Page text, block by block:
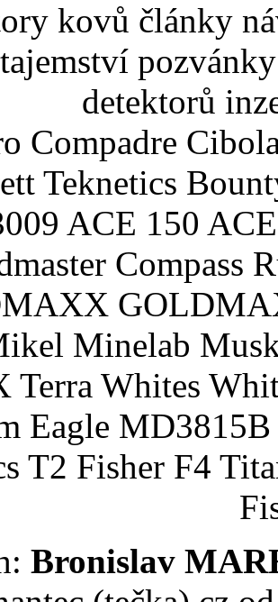
kovů články
detektorů
Compadre
Teknetics
ACE 150
Compass
Minelab
Terra Whites
Eagle
T2 Fisher F4
Bronislav